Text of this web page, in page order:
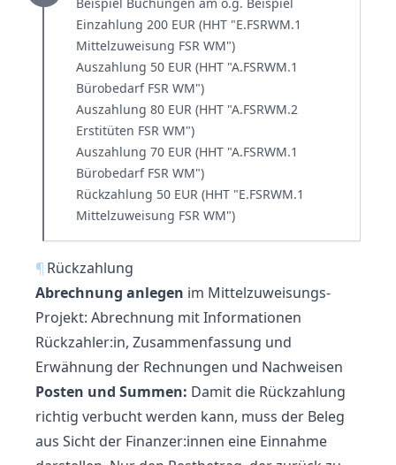
Einzahlung 200 EUR (HHT "E.FSRWM.1
Mittelzuweisung FSR WM")
Auszahlung 50 EUR (HHT "A.FSRWM.1
Bürobedarf FSR WM")
Auszahlung 80 EUR (HHT "A.FSRWM.2
Erstitüten FSR WM")
Auszahlung 70 EUR (HHT "A.FSRWM.1
Bürobedarf FSR WM")
Rückzahlung 50 EUR (HHT "E.FSRWM.1
Mittelzuweisung FSR WM")
¶ Rückzahlung
Abrechnung anlegen im Mittelzuweisungs-
Projekt: Abrechnung mit Informationen
Rückzahler:in, Zusammenfassung und
Erwähnung der Rechnungen und Nachweisen
Posten und Summen: Damit die Rückzahlung
richtig verbucht werden kann, muss der Beleg
aus Sicht der Finanzer:innen eine Einnahme